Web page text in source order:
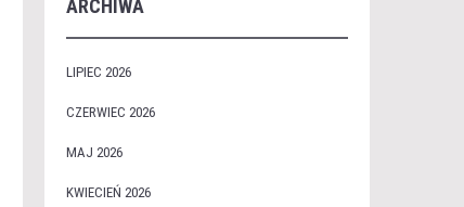
ARCHIWA
LIPIEC 2026
CZERWIEC 2026
MAJ 2026
KWIECIEŃ 2026